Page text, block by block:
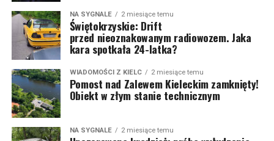
NA SYGNALE 2 miesiące temu
Świętokrzyskie: Drift
przed nieoznakowanym radiowozem. Jaka
kara spotkała 24-latka?
WIADOMOŚCI Z KIELC 2 miesiące temu
Pomost nad Zalewem Kieleckim zamknięty!
Obiekt w złym stanie technicznym
NA SYGNALE 2 miesiące temu